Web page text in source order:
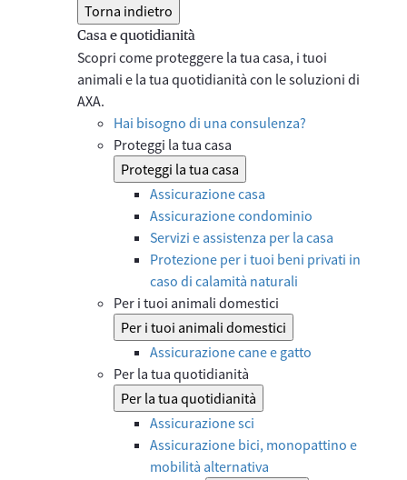
Torna indietro
Casa e quotidianità
Scopri come proteggere la tua casa, i tuoi
animali e la tua quotidianità con le soluzioni di
AXA.
Hai bisogno di una consulenza?
Proteggi la tua casa
Proteggi la tua casa
Assicurazione casa
Assicurazione condominio
Servizi e assistenza per la casa
Protezione per i tuoi beni privati in
caso di calamità naturali
Per i tuoi animali domestici
Per i tuoi animali domestici
Assicurazione cane e gatto
Per la tua quotidianità
Per la tua quotidianità
Assicurazione sci
Assicurazione bici, monopattino e
mobilità alternativa